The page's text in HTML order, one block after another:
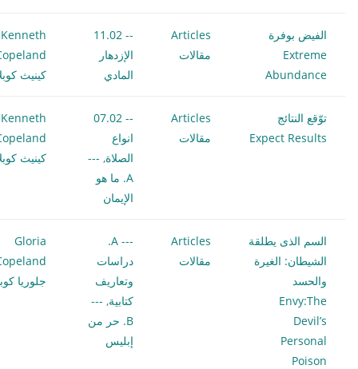
الفيض بوفرة
Extreme
Abundance
Articles
مقالات
-- 11.02
الإزدهار
المادي
Kenneth
كينيث
توّقع النتائج
Expect Results
Articles
مقالات
-- 07.02
انواع
الصلاة,
---
A. ما هو
الإيمان
Kenneth
كينيث
السم الذى يطلقة
الشيطان: الغيرة
والحسد
Envy:The
Devil’s
Personal
Poison
Articles
مقالات
--- A.
دراسات
وتعاريف
كتابية,
---
B. حر من
إبليس
Gloria
جلوريا